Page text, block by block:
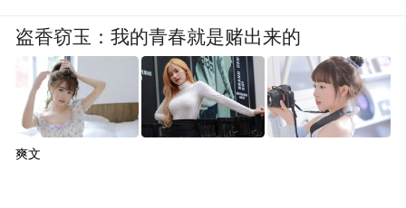
盗香窃玉：我的青春就是赌出来的
爽文